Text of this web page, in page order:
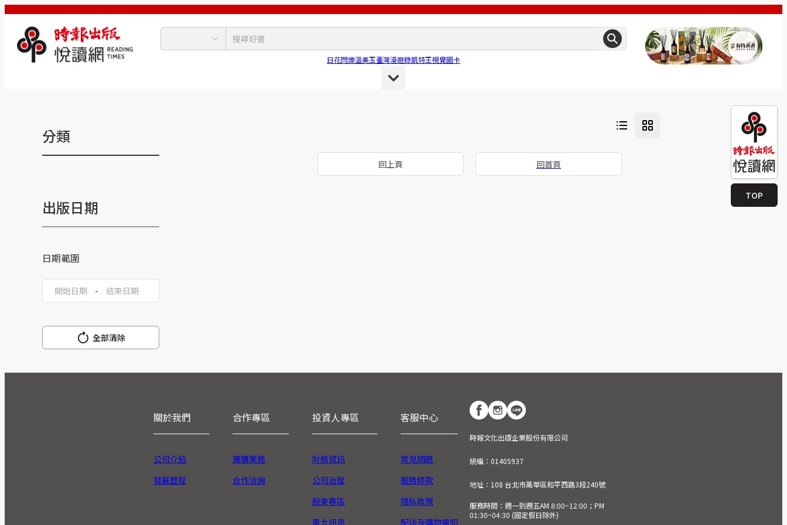
日花閃爍溫美玉臺灣漫遊錄凱特王視覺圖卡
TOP
分類
出版日期
日期範圍
-
全部清除
回上頁 回首頁
關於我們
公司介紹
發展歷程
合作專區
團購業務
合作洽詢
投資人專區
財務資訊
公司治理
股東專區
重大訊息
客服中心
常見問題
服務條款
隱私政策
配送及購物需知
時報文化出版企業股份有限公司
統編：01405937
地址：108 台北市萬華區和平西路3段240號
服務時間：週一到週五AM 8:00~12:00；PM
01:30~04:30 (國定假日除外)